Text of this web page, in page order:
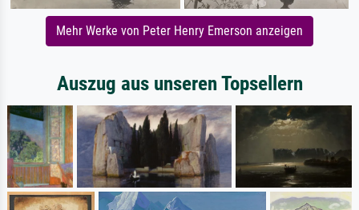
Mehr Werke von Peter Henry Emerson anzeigen
Auszug aus unseren Topsellern